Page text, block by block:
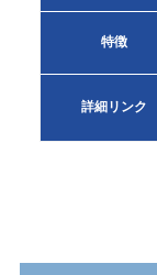
特徴
詳細リンク